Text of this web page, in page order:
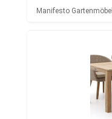
Manifesto Gartenmöbel